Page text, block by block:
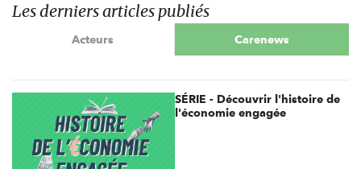
Les derniers articles publiés
Acteurs Carenews
SÉRIE - Découvrir l'histoire de
l'économie engagée